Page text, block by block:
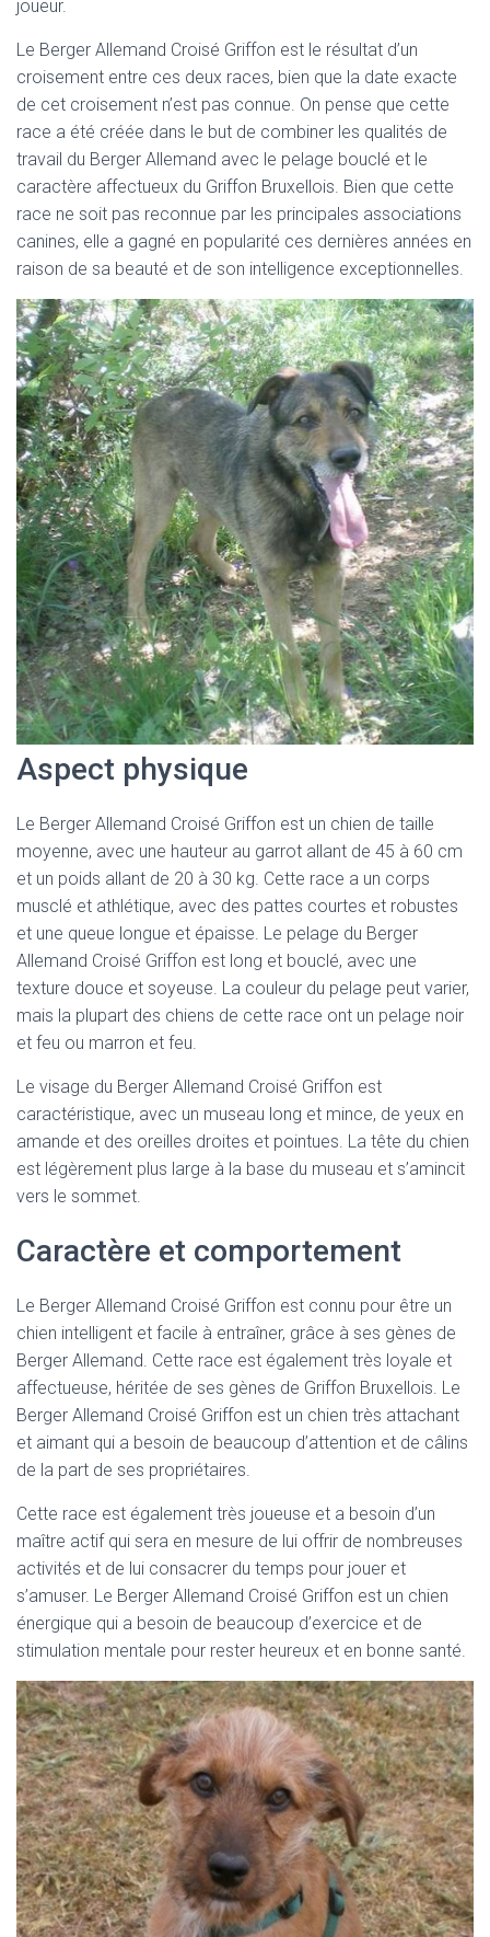
joueur.
Le Berger Allemand Croisé Griffon est le résultat d’un
croisement entre ces deux races, bien que la date exacte
de cet croisement n’est pas connue. On pense que cette
race a été créée dans le but de combiner les qualités de
travail du Berger Allemand avec le pelage bouclé et le
caractère affectueux du Griffon Bruxellois. Bien que cette
race ne soit pas reconnue par les principales associations
canines, elle a gagné en popularité ces dernières années en
raison de sa beauté et de son intelligence exceptionnelles.
Aspect physique
Le Berger Allemand Croisé Griffon est un chien de taille
moyenne, avec une hauteur au garrot allant de 45 à 60 cm
et un poids allant de 20 à 30 kg. Cette race a un corps
musclé et athlétique, avec des pattes courtes et robustes
et une queue longue et épaisse. Le pelage du Berger
Allemand Croisé Griffon est long et bouclé, avec une
texture douce et soyeuse. La couleur du pelage peut varier,
mais la plupart des chiens de cette race ont un pelage noir
et feu ou marron et feu.
Le visage du Berger Allemand Croisé Griffon est
caractéristique, avec un museau long et mince, de yeux en
amande et des oreilles droites et pointues. La tête du chien
est légèrement plus large à la base du museau et s’amincit
vers le sommet.
Caractère et comportement
Le Berger Allemand Croisé Griffon est connu pour être un
chien intelligent et facile à entraîner, grâce à ses gènes de
Berger Allemand. Cette race est également très loyale et
affectueuse, héritée de ses gènes de Griffon Bruxellois. Le
Berger Allemand Croisé Griffon est un chien très attachant
et aimant qui a besoin de beaucoup d’attention et de câlins
de la part de ses propriétaires.
Cette race est également très joueuse et a besoin d’un
maître actif qui sera en mesure de lui offrir de nombreuses
activités et de lui consacrer du temps pour jouer et
s’amuser. Le Berger Allemand Croisé Griffon est un chien
énergique qui a besoin de beaucoup d’exercice et de
stimulation mentale pour rester heureux et en bonne santé.